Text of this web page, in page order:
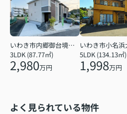
いわき市内郷御台境町新町前
3LDK (87.77㎡)
2,980万円
5LDK (134.13㎡)
1,998万円
よく見られている物件